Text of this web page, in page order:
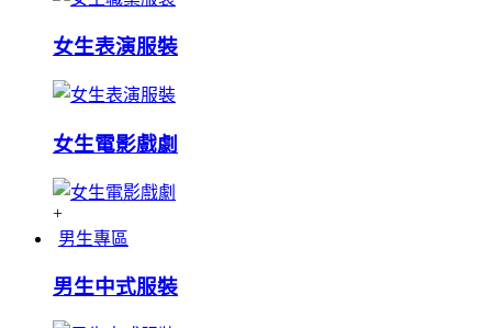
女生表演服裝
女生電影戲劇
+
男生專區
男生中式服裝